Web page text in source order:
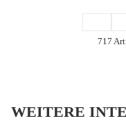
717
WEITERE